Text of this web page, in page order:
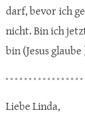
darf, bevor ich
nicht. Bin ich
bin (Jesus glaube
Liebe Linda,